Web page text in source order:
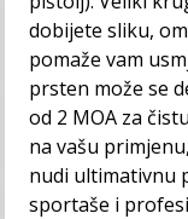
dobijete sliku,
pomaže vam
prsten može se
od 2 MOA za
na vašu
nudi ultimativnu
sportaše i